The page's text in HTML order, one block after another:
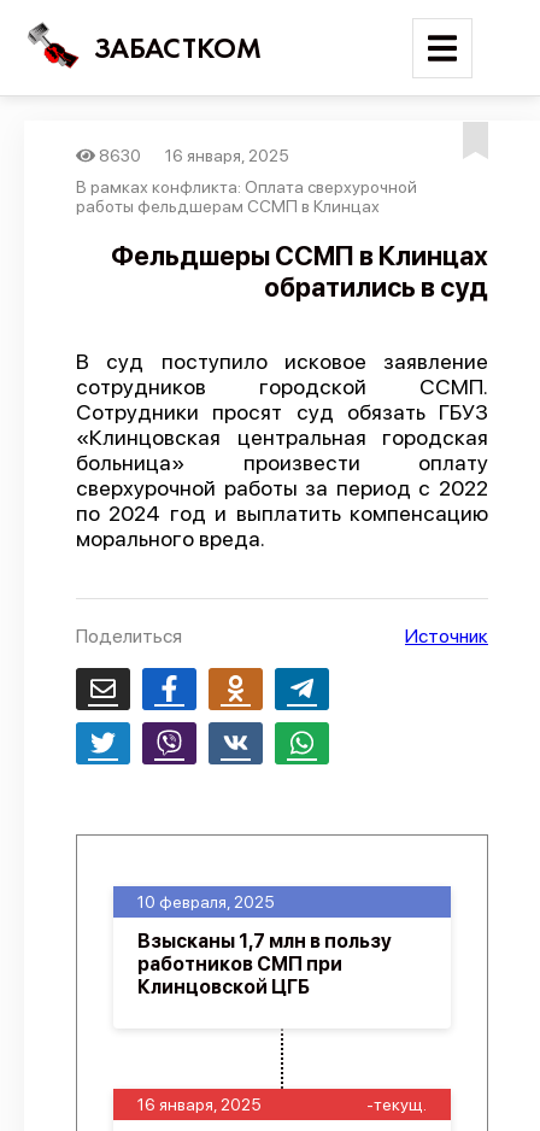
ЗАБАСТКОМ
Войти
Поиск
Новости
Трудовые конфликты
Отчеты
Предложить публикацию
Справочник
API
8630
16 января, 2025
В рамках конфликта: Оплата сверхурочной
работы фельдшерам ССМП в Клинцах
Фельдшеры ССМП в Клинцах
обратились в суд
В суд поступило исковое заявление
сотрудников городской ССМП.
Сотрудники просят суд обязать ГБУЗ
«Клинцовская центральная городская
больница» произвести оплату
сверхурочной работы за период с 2022
по 2024 год и выплатить компенсацию
морального вреда.
Поделиться Источник
16 января, 2025 -текущ.
10 февраля, 2025
Взысканы 1,7 млн в пользу
работников СМП при
Клинцовской ЦГБ